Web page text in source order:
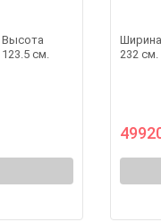
Высота
123.5 см.
Ширина
232 см.